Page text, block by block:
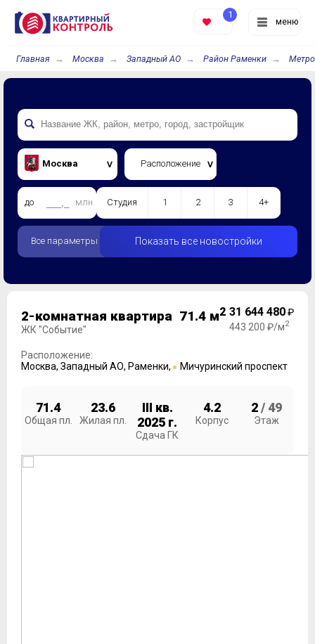
меню
1
Главная Москва Западный АО Район Раменки
Москва Расположение
до млн. Студия 1 2 3 4+
Все параметры Показать все новостройки
2-комнатная квартира 71.4 м2
ЖК "Событие"
31 644 480₽
443 200 ₽/м2
Расположение:
Москва, Западный АО, Раменки, Мичуринский проспект
71.4
Общая пл.
23.6
Жилая пл.
III кв.
2025 г.
Сдача ГК
4.2
Корпус
2/ 49
Этаж